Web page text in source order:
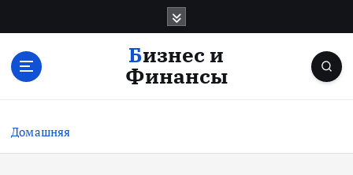
с
Бизнес и
Финансы
Домашняя